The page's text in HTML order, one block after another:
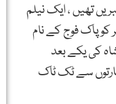
تھیں ، ایک نیلم
کو پاک فوج کے نام
کی یکے بعد
سے ٹک ٹاک